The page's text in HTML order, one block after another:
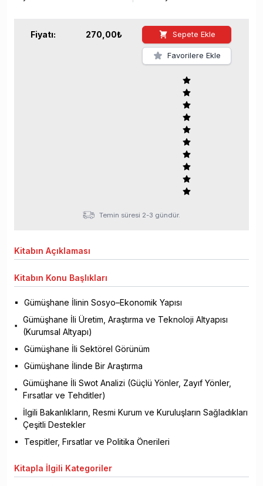
Fiyatı: 270,00₺ Sepete Ekle
Favorilere Ekle
Temin süresi 2-3 gündür.
Kitabın Açıklaması
Kitabın Konu Başlıkları
Gümüşhane İlinin Sosyo–Ekonomik Yapısı
Gümüşhane İli Üretim, Araştırma ve Teknoloji Altyapısı
(Kurumsal Altyapı)
Gümüşhane İli Sektörel Görünüm
Gümüşhane İlinde Bir Araştırma
Gümüşhane İli Swot Analizi (Güçlü Yönler, Zayıf Yönler,
Fırsatlar ve Tehditler)
İlgili Bakanlıkların, Resmi Kurum ve Kuruluşların Sağladıkları
Çeşitli Destekler
Tespitler, Fırsatlar ve Politika Önerileri
Kitapla İlgili Kategoriler